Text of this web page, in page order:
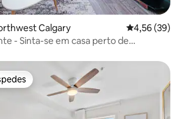
Calgary 4,56 de uma
4,56 (39)
- Sinta-se em casa perto de